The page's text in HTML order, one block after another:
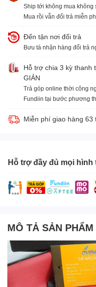
Ship tới không mua không
Mua rồi vẫn đổi trả miễn
Đến tận nơi đổi trả
Bưu tá nhận hàng đổi trả
Hỗ trợ chia 3 kỳ thanh
GIẢN
Trả góp online thời công
Fundiin tại bước phương
Miễn phí giao hàng 63
Hỗ trợ đầy đủ mọi
MÔ TẢ SẢN PHẨM